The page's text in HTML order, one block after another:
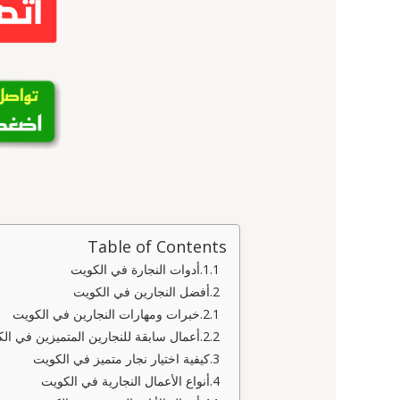
Table of Contents
أدوات النجارة في الكويت
أفضل النجارين في الكويت
خبرات ومهارات النجارين في الكويت
أعمال سابقة للنجارين المتميزين في
كيفية اختيار نجار متميز في الكويت
أنواع الأعمال النجارية في الكويت